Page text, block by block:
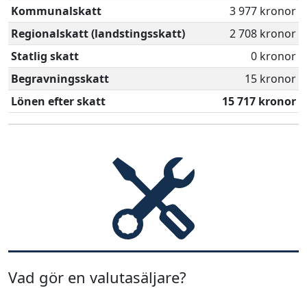
Kommunalskatt
3 977 kronor
Regionalskatt (landstingsskatt)
2 708 kronor
Statlig skatt
0 kronor
Begravningsskatt
15 kronor
Lönen efter skatt
15 717 kronor
Vad gör en valutasäljare?